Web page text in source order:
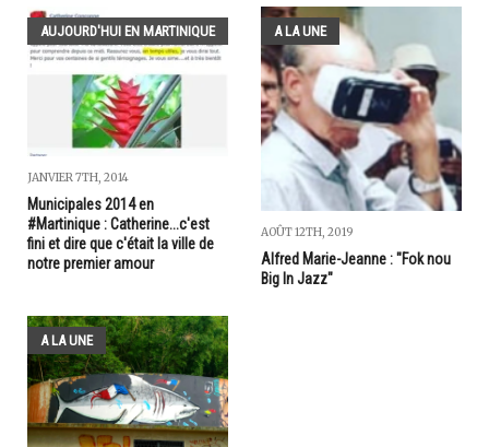
AUJOURD'HUI EN MARTINIQUE
JANVIER 7TH, 2014
Municipales 2014 en
#Martinique : Catherine...c'est
fini et dire que c'était la ville de
notre premier amour
A LA UNE
AOÛT 12TH, 2019
Alfred Marie-Jeanne : "Fok nou
Big In Jazz"
A LA UNE